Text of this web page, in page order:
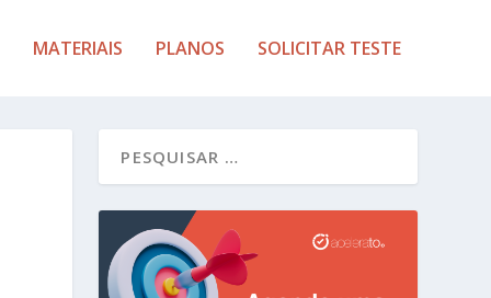
MATERIAIS PLANOS SOLICITAR TESTE